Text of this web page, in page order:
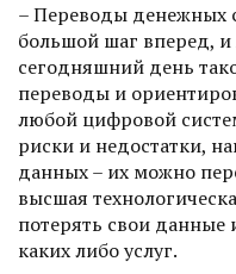
– Переводы денежных
большой шаг вперед, и
сегодняшний день
переводы и
любой цифровой
риски и недостатки,
данных – их можно
высшая
потерять свои данные
каких либо услуг.